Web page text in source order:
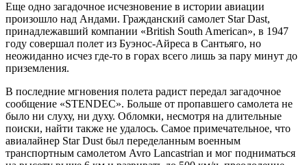
Еще одно загадочное исчезновение в истории авиации
произошло над Андами. Гражданский самолет Star Dast,
принадлежавший компании «British South American», в 1947
году совершал полет из Буэнос-Айреса в Сантьяго, но
неожиданно исчез где-то в горах всего лишь за пару минут до
приземления.
В последние мгновения полета радист передал загадочное
сообщение «STENDEC». Больше от пропавшего самолета не
было ни слуху, ни духу. Обломки, несмотря на длительные
поиски, найти также не удалось. Самое примечательное, что
авиалайнер Star Dust был переделанным военным
транспортным самолетом Avro Lancastrian и мог подниматься